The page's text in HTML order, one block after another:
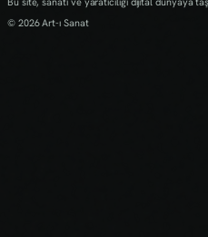
© 2026 Art-ı Sanat